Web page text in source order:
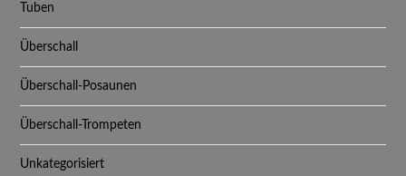
Tuben
Überschall
Überschall-Posaunen
Überschall-Trompeten
Unkategorisiert